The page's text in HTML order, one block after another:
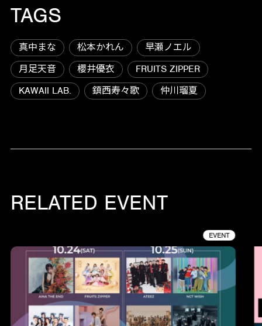
TAGS
真中まな 松本かれん
早瀬ノエル
月足天音
櫻井優衣
FRUITS ZIPPER
KAWAII LAB.
鎮西寿々歌 仲川瑠夏
RELATED EVENT
EVENT